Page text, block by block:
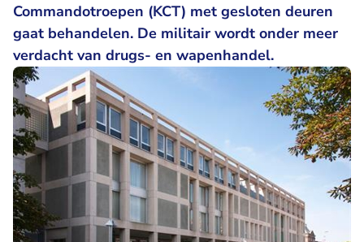
Commandotroepen (KCT) met gesloten deuren
gaat behandelen. De militair wordt onder meer
verdacht van drugs- en wapenhandel.